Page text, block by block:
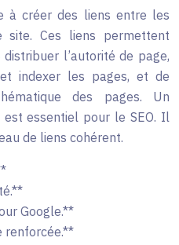
à créer des liens entre les
site. Ces liens permettent
l’autorité de page,
indexer les pages, et de
des pages. Un
essentiel pour le SEO. Il
de liens cohérent.
Google.**
renforcée.**